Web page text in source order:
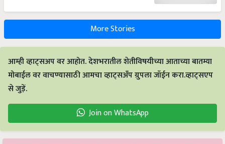
More Stories
आम्ही व्हाट्सअप वर आहोत. देशभरातील शेतीविषयीच्या आताच्या बातम्या
मोबाईल वर वाचण्यासाठी आमचा व्हाट्सअँप ग्रुपला जॉईन करा.व्हाट्सएप
से जुड़ें.
Join on WhatsApp